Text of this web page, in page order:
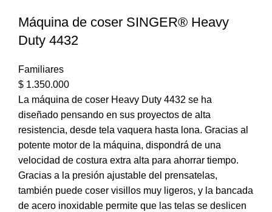
Máquina de coser SINGER® Heavy
Duty 4432
Familiares
$ 1.350.000
La máquina de coser Heavy Duty 4432 se ha
diseñado pensando en sus proyectos de alta
resistencia, desde tela vaquera hasta lona. Gracias al
potente motor de la máquina, dispondrá de una
velocidad de costura extra alta para ahorrar tiempo.
Gracias a la presión ajustable del prensatelas,
también puede coser visillos muy ligeros, y la bancada
de acero inoxidable permite que las telas se deslicen